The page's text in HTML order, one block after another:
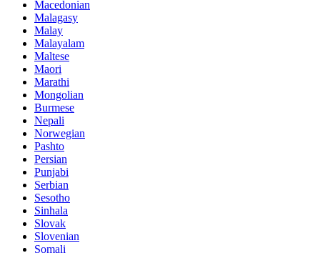
Macedonian
Malagasy
Malay
Malayalam
Maltese
Maori
Marathi
Mongolian
Burmese
Nepali
Norwegian
Pashto
Persian
Punjabi
Serbian
Sesotho
Sinhala
Slovak
Slovenian
Somali